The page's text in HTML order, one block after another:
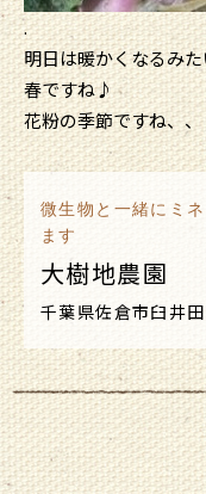
.
明日は暖かくなるみ
春ですね♪
花粉の季節ですね、、
微生物と一緒にミ
ます
大樹地農園
千葉県佐倉市臼井田